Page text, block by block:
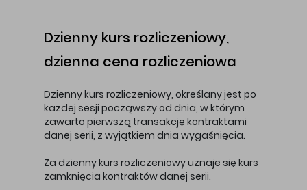
Dzienny kurs rozliczeniowy,
dzienna cena rozliczeniowa
Dzienny kurs rozliczeniowy, określany jest po
każdej sesji począwszy od dnia, w którym
zawarto pierwszą transakcję kontraktami
danej serii, z wyjątkiem dnia wygaśnięcia.
Za dzienny kurs rozliczeniowy uznaje się kurs
zamknięcia kontraktów danej serii.